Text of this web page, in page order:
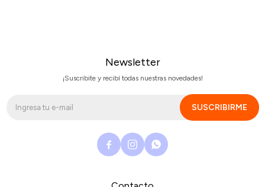
Newsletter
¡Suscribite y recibí todas nuestras novedades!
SUSCRIBIRME
  